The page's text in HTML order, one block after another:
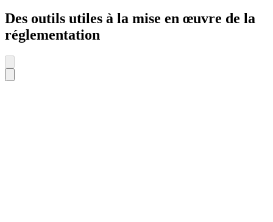
Des outils utiles à la mise en œuvre de la
réglementation